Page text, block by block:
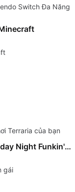
Switch Đa Năng
Terraria của bạn
V.S. TABI Ex Boyfriend - Friday Night Funkin' Mod
gái